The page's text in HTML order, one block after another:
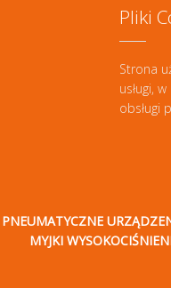
Pliki
Strona
usługi,
obsługi
PNEUMATYCZNE
MYJKI